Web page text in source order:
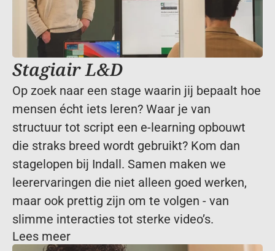
Stagiair L&D
Op zoek naar een stage waarin jij bepaalt hoe
mensen écht iets leren? Waar je van
structuur tot script een e-learning opbouwt
die straks breed wordt gebruikt? Kom dan
stagelopen bij Indall. Samen maken we
leerervaringen die niet alleen goed werken,
maar ook prettig zijn om te volgen - van
Lees meer